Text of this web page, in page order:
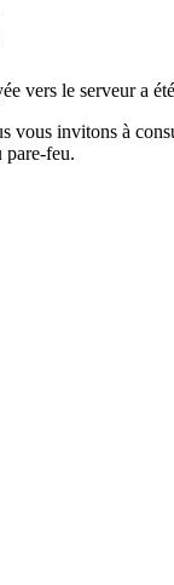
vers le serveur a
vous invitons à
pare-feu.